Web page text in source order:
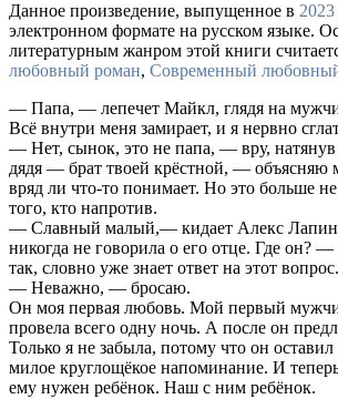
Данное произведение, выпущенное в 2023
электронном формате на русском языке.
литературным жанром этой книги
любовный роман, Современный
— Папа, — лепечет Майкл, глядя на
Всё внутри меня замирает, и я нервно
— Нет, сынок, это не папа, — вру,
дядя — брат твоей крёстной, — объясняю
вряд ли что-то понимает. Но это больше
того, кто напротив.
— Славный малый,— кидает Алекс
никогда не говорила о его отце. Где он?
так, словно уже знает ответ на этот вопрос.
— Неважно, — бросаю.
Он моя первая любовь. Мой первый
провела всего одну ночь. А после он
Только я не забыла, потому что он оставил
милое круглощёкое напоминание. И
ему нужен ребёнок. Наш с ним ребёнок.